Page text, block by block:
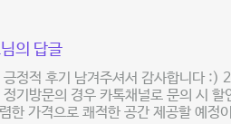
의 답글
정적 후기 남겨주셔서 감사합니다 :)
기방문의 경우 카톡채널로 문의 시
한 가격으로 쾌적한 공간 제공할 예정